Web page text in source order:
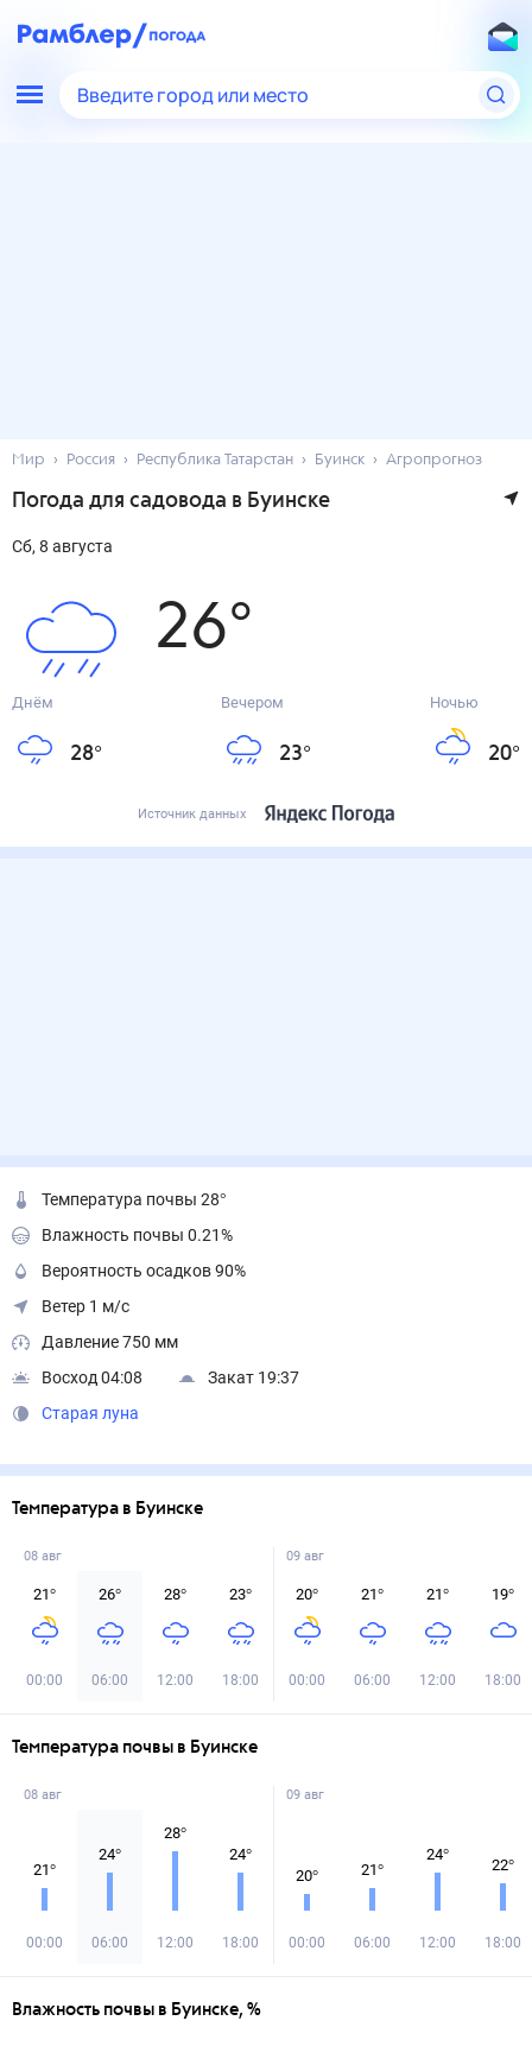
Введите город или место
Мир Россия Республика Татарстан Буинск Агропрогноз
Погода для садовода в Буинске
сб, 8 августа
26°
Днём
28°
Вечером
23°
Ночью
20°
Источник данных
Температура почвы 28°
Влажность почвы 0.21%
Вероятность осадков 90%
Ветер 1 м/с
Давление 750 мм
Восход 04:08
Закат 19:37
Старая луна
Температура в Буинске
08 авг
21°
00:00
26°
06:00
28°
12:00
23°
18:00
09 авг
20°
00:00
21°
06:00
21°
12:00
19°
18:00
Температура почвы в Буинске
08 авг
21°
00:00
24°
06:00
28°
12:00
24°
18:00
09 авг
20°
00:00
21°
06:00
24°
12:00
22°
18:00
Влажность почвы в Буинске, %